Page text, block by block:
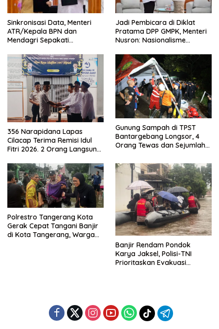
Sinkronisasi Data, Menteri
ATR/Kepala BPN dan
Mendagri Sepakati
Jadi Pembicara di Diklat
Pratama DPP GMPK, Menteri
Nusron: Nasionalisme
Kuat
356 Narapidana Lapas
Cilacap Terima Remisi Idul
Fitri 2026. 2 Orang Langsung
Gunung Sampah di TPST
Bantargebang Longsor, 4
Orang Tewas dan Sejumlah
Polrestro Tangerang Kota
Gerak Cepat Tangani Banjir
di Kota Tangerang, Warga
Banjir Rendam Pondok
Karya Jaksel, Polisi-TNI
Prioritaskan Evakuasi